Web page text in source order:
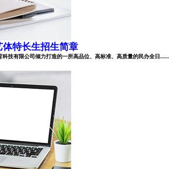
特长生招生简章
技有限公司倾力打造的一所高品位、高标准、高质量的民办全日......